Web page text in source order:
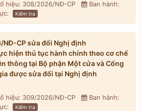
hiệu: 308/2026/NĐ-CP
Ban hành:
Kiểm tra
CP sửa đổi Nghị định
hiện thủ tục hành chính theo cơ chế
thông tại Bộ phận Một cửa và Cổng
được sửa đổi tại Nghị định
hiệu: 309/2026/NĐ-CP
Ban hành:
Kiểm tra